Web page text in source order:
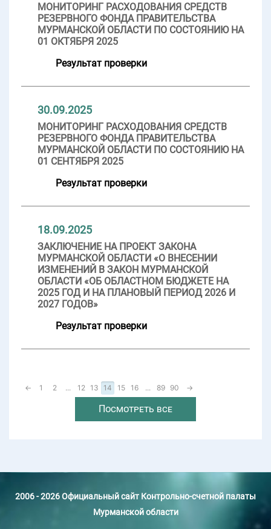
МОНИТОРИНГ РАСХОДОВАНИЯ СРЕДСТВ
РЕЗЕРВНОГО ФОНДА ПРАВИТЕЛЬСТВА
МУРМАНСКОЙ ОБЛАСТИ ПО СОСТОЯНИЮ НА
01 ОКТЯБРЯ 2025
Результат проверки
30.09.2025
МОНИТОРИНГ РАСХОДОВАНИЯ СРЕДСТВ
РЕЗЕРВНОГО ФОНДА ПРАВИТЕЛЬСТВА
МУРМАНСКОЙ ОБЛАСТИ ПО СОСТОЯНИЮ НА
01 СЕНТЯБРЯ 2025
Результат проверки
18.09.2025
ЗАКЛЮЧЕНИЕ НА ПРОЕКТ ЗАКОНА
МУРМАНСКОЙ ОБЛАСТИ «О ВНЕСЕНИИ
ИЗМЕНЕНИЙ В ЗАКОН МУРМАНСКОЙ
ОБЛАСТИ «ОБ ОБЛАСТНОМ БЮДЖЕТЕ НА
2025 ГОД И НА ПЛАНОВЫЙ ПЕРИОД 2026 И
2027 ГОДОВ»
Результат проверки
← 1 2 ... 12 13 14 15 16 ... 89 90 →
Посмотреть все
2006 - 2026 Официальный сайт Контрольно-счетной палаты
Мурманской области